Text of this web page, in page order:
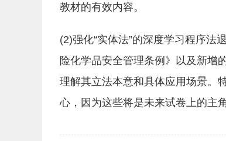
教材的有效内容。
(2)强化“实体法”的深度学习程序法
险化学品安全管理条例》以及新增
理解其立法本意和具体应用场景。
心，因为这些将是未来试卷上的主角